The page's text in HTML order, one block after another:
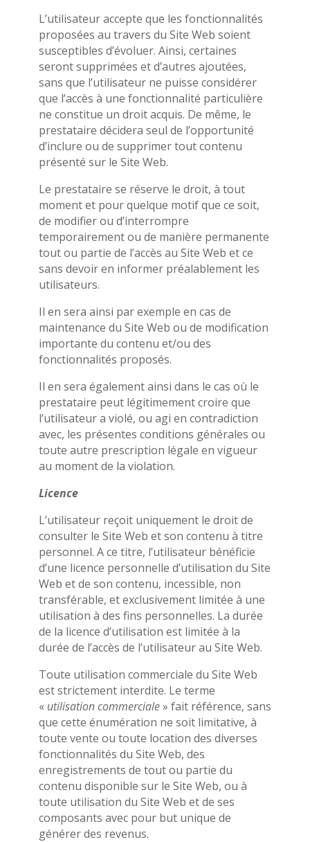
L’utilisateur accepte que les fonctionnalités
proposées au travers du Site Web soient
susceptibles d’évoluer. Ainsi, certaines
seront supprimées et d’autres ajoutées,
sans que l’utilisateur ne puisse considérer
que l’accès à une fonctionnalité particulière
ne constitue un droit acquis. De même, le
prestataire décidera seul de l’opportunité
d’inclure ou de supprimer tout contenu
présenté sur le Site Web.
Le prestataire se réserve le droit, à tout
moment et pour quelque motif que ce soit,
de modifier ou d’interrompre
temporairement ou de manière permanente
tout ou partie de l’accès au Site Web et ce
sans devoir en informer préalablement les
utilisateurs.
Il en sera ainsi par exemple en cas de
maintenance du Site Web ou de modification
importante du contenu et/ou des
fonctionnalités proposés.
Il en sera également ainsi dans le cas où le
prestataire peut légitimement croire que
l’utilisateur a violé, ou agi en contradiction
avec, les présentes conditions générales ou
toute autre prescription légale en vigueur
au moment de la violation.
Licence
L’utilisateur reçoit uniquement le droit de
consulter le Site Web et son contenu à titre
personnel. A ce titre, l’utilisateur bénéficie
d’une licence personnelle d’utilisation du Site
Web et de son contenu, incessible, non
transférable, et exclusivement limitée à une
utilisation à des fins personnelles. La durée
de la licence d’utilisation est limitée à la
durée de l’accès de l’utilisateur au Site Web.
Toute utilisation commerciale du Site Web
est strictement interdite. Le terme
« utilisation commerciale» fait référence, sans
que cette énumération ne soit limitative, à
toute vente ou toute location des diverses
fonctionnalités du Site Web, des
enregistrements de tout ou partie du
contenu disponible sur le Site Web, ou à
toute utilisation du Site Web et de ses
composants avec pour but unique de
générer des revenus.